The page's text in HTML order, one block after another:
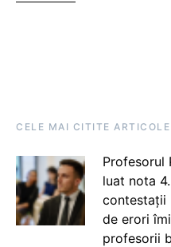
CELE MAI CITITE ARTICOLE
Profesorul
luat nota
contestații
de erori
profesorii